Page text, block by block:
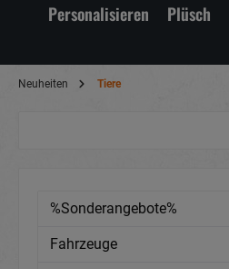
Personalisieren
Plüsch
Neuheiten Tiere
%Sonderangebote%
Fahrzeuge